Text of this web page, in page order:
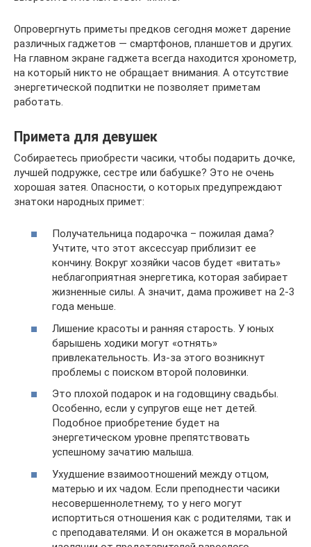
Опровергнуть приметы предков сегодня может дарение
различных гаджетов — смартфонов, планшетов и других.
На главном экране гаджета всегда находится хронометр,
на который никто не обращает внимания. А отсутствие
энергетической подпитки не позволяет приметам
работать.
Примета для девушек
Собираетесь приобрести часики, чтобы подарить дочке,
лучшей подружке, сестре или бабушке? Это не очень
хорошая затея. Опасности, о которых предупреждают
знатоки народных примет:
Получательница подарочка – пожилая дама?
Учтите, что этот аксессуар приблизит ее
кончину. Вокруг хозяйки часов будет «витать»
неблагоприятная энергетика, которая забирает
жизненные силы. А значит, дама проживет на 2-3
года меньше.
Лишение красоты и ранняя старость. У юных
барышень ходики могут «отнять»
привлекательность. Из-за этого возникнут
проблемы с поиском второй половинки.
Это плохой подарок и на годовщину свадьбы.
Особенно, если у супругов еще нет детей.
Подобное приобретение будет на
энергетическом уровне препятствовать
успешному зачатию малыша.
Ухудшение взаимоотношений между отцом,
матерью и их чадом. Если преподнести часики
несовершеннолетнему, то у него могут
испортиться отношения как с родителями, так и
с преподавателями. И он окажется в моральной